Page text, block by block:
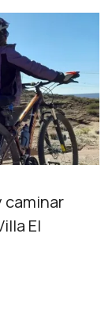
caminar
El